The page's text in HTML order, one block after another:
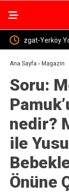
Yerköy’de
Okullarda
Ana Sayfa › Magazin
Soru:
nedir?
ile
Önüne